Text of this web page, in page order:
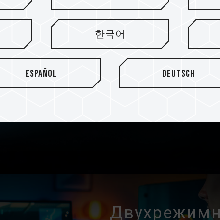
толщиной 2
внешним
Высококачественный
толщиной 2 мм имеет
графена и мягкую
песок. Он изготовлен
한국어
Español Deutsch